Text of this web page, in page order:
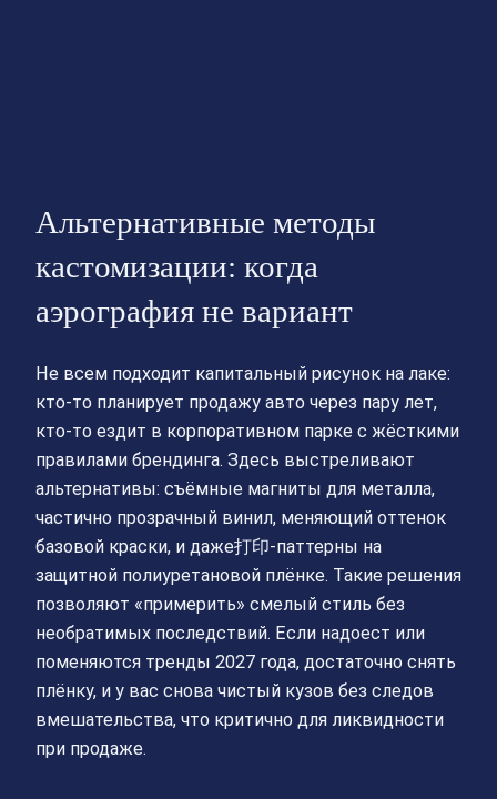
Альтернативные методы
кастомизации: когда
аэрография не вариант
Не всем подходит капитальный рисунок на лаке:
кто‑то планирует продажу авто через пару лет,
кто‑то ездит в корпоративном парке с жёсткими
правилами брендинга. Здесь выстреливают
альтернативы: съёмные магниты для металла,
частично прозрачный винил, меняющий оттенок
базовой краски, и даже打印‑паттерны на
защитной полиуретановой плёнке. Такие решения
позволяют «примерить» смелый стиль без
необратимых последствий. Если надоест или
поменяются тренды 2027 года, достаточно снять
плёнку, и у вас снова чистый кузов без следов
вмешательства, что критично для ликвидности
при продаже.